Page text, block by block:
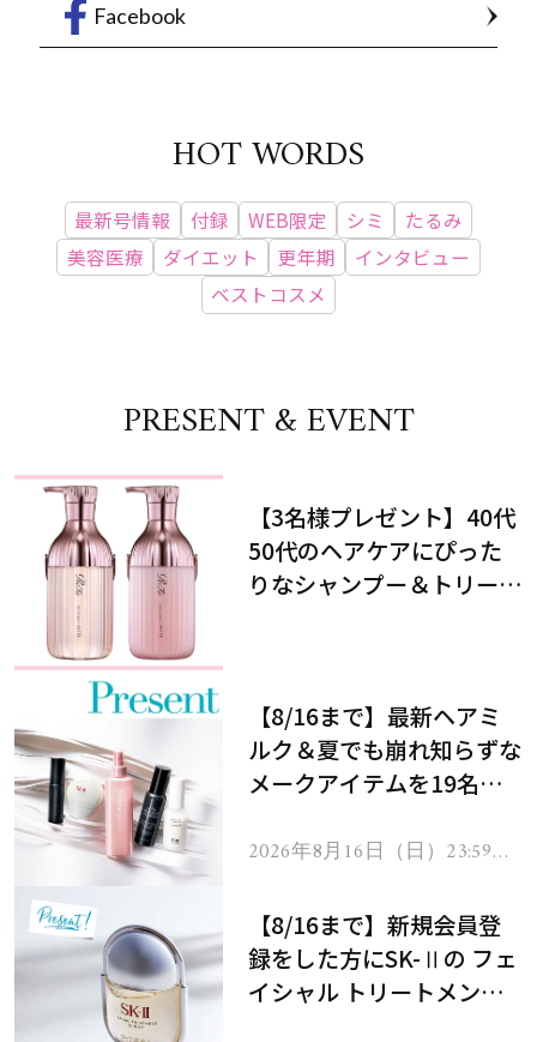
Facebook
HOT WORDS
最新号情報 付録 WEB限定 シミ
たるみ
美容医療
ダイエット 更年期
インタビュー
ベストコスメ
PRESENT & EVENT
【3名様プレゼント】40代
50代のヘアケアにぴった
りなシャンプー＆トリート
【8/16まで】最新ヘアミ
ルク＆夏でも崩れ知らずな
メークアイテムを19名様
2026年8月16日（日）23:59ま
【8/16まで】新規会員登
録をした方にSK-Ⅱの フェ
イシャル トリートメント